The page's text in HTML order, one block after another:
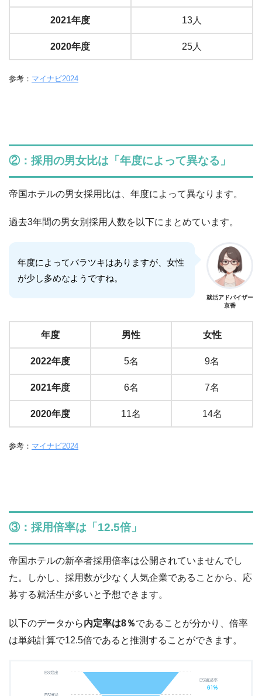
2021年度 13人
2020年度 25人
参考： マイナビ2024
②：採用の男女比は「年度によって異なる」
帝国ホテルの男女採用比は、年度によって異なります。
過去3年間の男女別採用人数を以下にまとめています。
年度によってバラツキはありますが、女性
が少し多めなようですね。
就活アドバイザー
京香
年度 男性 女性
2022年度 5名 9名
2021年度 6名 7名
2020年度 11名 14名
参考： マイナビ2024
③：採用倍率は「12.5倍」
帝国ホテルの新卒者採用倍率は公開されていませんでし
た。しかし、採用数が少なく人気企業であることから、応
募する就活生が多いと予想できます。
以下のデータから内定率は8％であることが分かり、倍率
は単純計算で12.5倍であると推測することができます。